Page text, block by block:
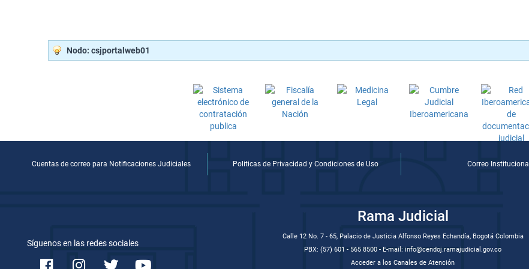
Nodo: csjportalweb01
Cuentas de correo para Notificaciones Judiciales Politicas de Privacidad y Condiciones de Uso Correo Institucional
Síguenos en las redes sociales
Rama Judicial
Calle 12 No. 7 - 65, Palacio de Justicia Alfonso Reyes Echandía, Bogotá Colombia
PBX: (57) 601 - 565 8500 - E-mail: info@cendoj.ramajudicial.gov.co
Acceder a los Canales de Atención